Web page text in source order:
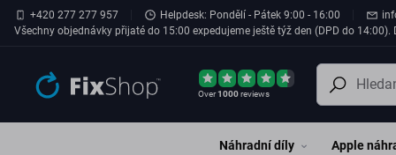
Přeskočit na hlavní obsah
+420 277 277 957 Helpdesk: Pondělí - Pátek 9:00 - 16:00
Všechny objednávky přijaté do 15:00 expedujeme ještě týž den (DPD do 14:00).
Over1000reviews
Náhradní díly Apple